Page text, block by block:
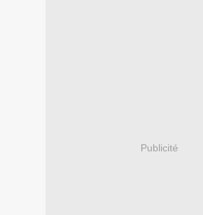
Publicité